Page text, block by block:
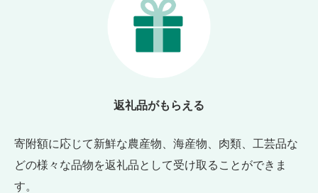
返礼品がもらえる
寄附額に応じて新鮮な農産物、海産物、肉類、工芸品な
どの様々な品物を返礼品として受け取ることができま
す。